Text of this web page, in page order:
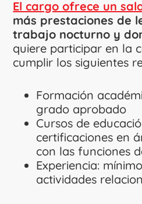
El cargo ofrece un
más prestaciones de
trabajo nocturno y
quiere participar en la
cumplir los siguientes
Formación
grado aprobado
Cursos de
certificaciones en
con las funciones
Experiencia:
actividades